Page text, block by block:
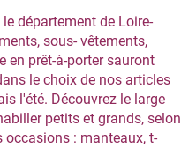
département de Loire-
sous- vêtements,
en prêt-à-porter sauront
le choix de nos articles
l'été. Découvrez le large
petits et grands, selon
: manteaux, t-